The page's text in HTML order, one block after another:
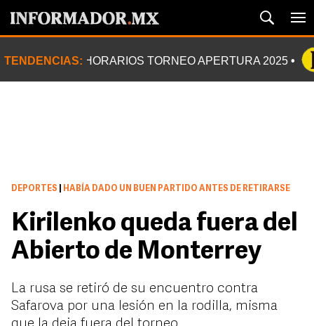
TENDENCIAS: HORARIOS TORNEO APERTURA 2025
DEPORTES HABÍA DADO UN BUEN PARTIDO ANTES DE RETIRARSE
Kirilenko queda fuera del
Abierto de Monterrey
La rusa se retiró de su encuentro contra
Safarova por una lesión en la rodilla, misma